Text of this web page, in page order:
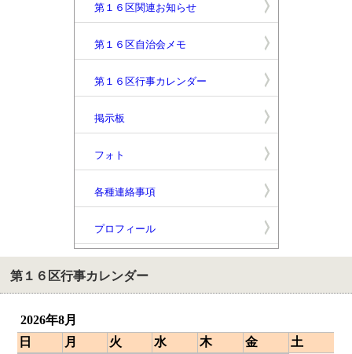
第１６区関連お知らせ
第１６区自治会メモ
第１６区行事カレンダー
掲示板
フォト
各種連絡事項
プロフィール
第１６区行事カレンダー
2026年8月
日
月 火 水 木 金
土